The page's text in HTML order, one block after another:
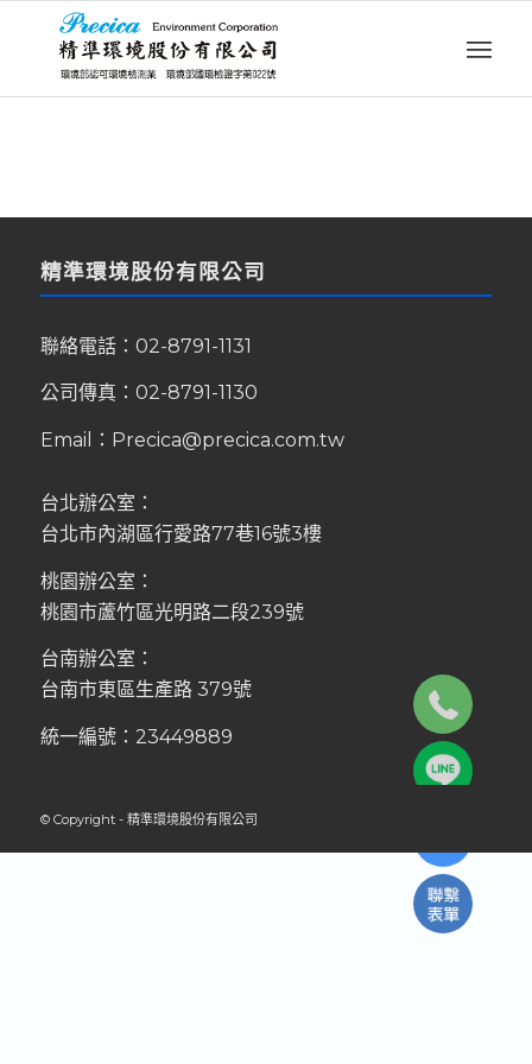
精準環境股份有限公司
聯絡電話： 02-8791-1131
公司傳真：02-8791-1130
Email： Precica@precica.com.tw
台北辦公室：
台北市內湖區行愛路77巷16號3樓
桃園辦公室：
桃園市蘆竹區光明路二段239號
台南辦公室：
台南市東區生產路 379號
統一編號：23449889
© Copyright - 精準環境股份有限公司